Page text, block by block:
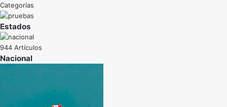
Categorías
Estados
944 Artículos
Nacional